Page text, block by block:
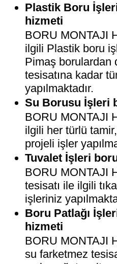
Plastik Boru
hizmeti
BORU MONTAJI
ilgili Plastik boru
Pimaş borulardan
tesisatına kadar
yapılmaktadır.
Su Borusu İşleri
BORU MONTAJI
ilgili her türlü
projeli işler
Tuvalet İşleri
BORU MONTAJI
tesisatı ile ilgili
işleriniz
Boru Patlağı
hizmeti
BORU MONTAJI
su farketmez